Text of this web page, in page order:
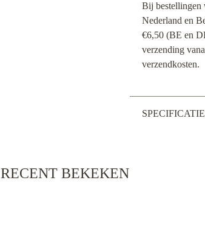
Bij bestellingen
Nederland en
€6,50 (BE en
verzending
verzendkosten.
RECENT BEKEKEN